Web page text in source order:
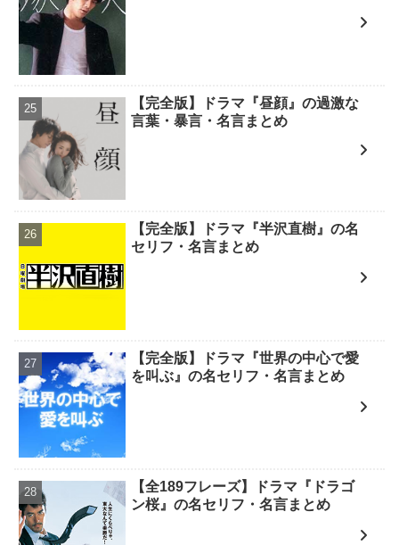
【完全版】ドラマ『昼顔』の過激な
言葉・暴言・名言まとめ
【完全版】ドラマ『半沢直樹』の名
セリフ・名言まとめ
【完全版】ドラマ『世界の中心で愛
を叫ぶ』の名セリフ・名言まとめ
【全189フレーズ】ドラマ『ドラゴ
ン桜』の名セリフ・名言まとめ